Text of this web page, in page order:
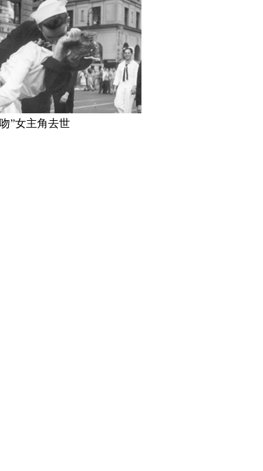
席巴黎时
古装最美“眉心坠”造型，她艳压
贾静雯夺冠
”女主角去世